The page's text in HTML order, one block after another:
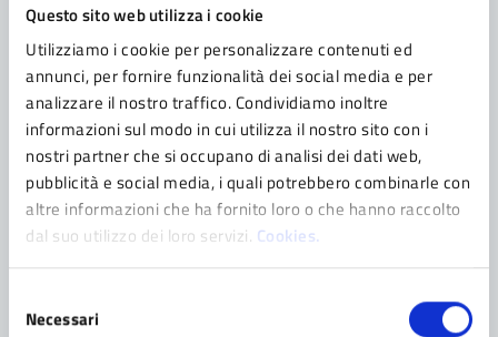
Questo sito web utilizza i cookie
Utilizziamo i cookie per personalizzare contenuti ed
annunci, per fornire funzionalità dei social media e per
analizzare il nostro traffico. Condividiamo inoltre
informazioni sul modo in cui utilizza il nostro sito con i
nostri partner che si occupano di analisi dei dati web,
pubblicità e social media, i quali potrebbero combinarle con
altre informazioni che ha fornito loro o che hanno raccolto
dal suo utilizzo dei loro servizi. Cookies.
delNecessari
Contatta il comune
Leggi le domande frequenti
Richiedi assistenza
Prenota appuntamento
Problemi in città
Segnala disservizio